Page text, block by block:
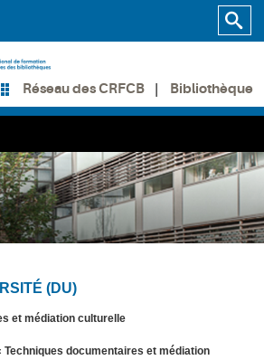
Réseau des CRFCB Bibliothèque
(DU)
et médiation culturelle
Techniques documentaires et médiation